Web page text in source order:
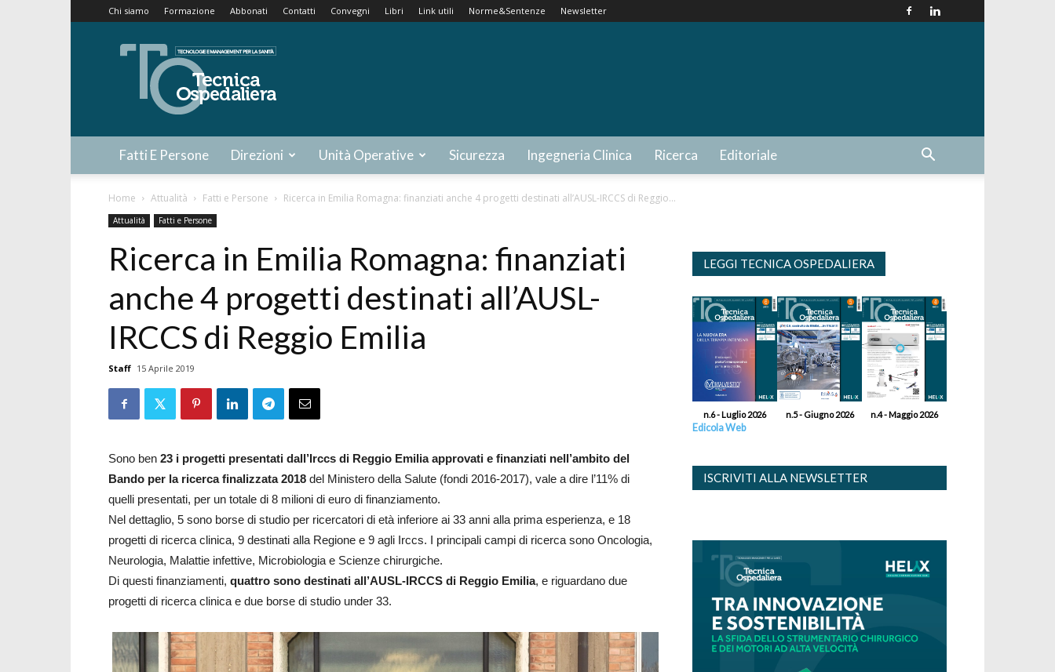
Chi siamo Formazione Abbonati Contatti Convegni Libri Link utili Norme&Sentenze Newsletter
Tecnica
Ospedaliera
Fatti E Persone Direzioni Unità Operative Sicurezza Ingegneria Clinica Ricerca Editoriale
Home Attualità Fatti e Persone Ricerca in Emilia Romagna: finanziati anche 4 progetti destinati all’AUSL-IRCCS di Reggio...
Attualità Fatti e Persone
Ricerca in Emilia Romagna: finanziati
anche 4 progetti destinati all’AUSL-
IRCCS di Reggio Emilia
Staff 15 Aprile 2019
Sono ben 23 i progetti presentati dall’Irccs di Reggio Emilia approvati e finanziati nell’ambito del
Bando per la ricerca finalizzata 2018 del Ministero della Salute (fondi 2016-2017), vale a dire l’11% di
quelli presentati, per un totale di 8 milioni di euro di finanziamento.
Nel dettaglio, 5 sono borse di studio per ricercatori di età inferiore ai 33 anni alla prima esperienza, e 18
progetti di ricerca clinica, 9 destinati alla Regione e 9 agli Irccs. I principali campi di ricerca sono Oncologia,
Neurologia, Malattie infettive, Microbiologia e Scienze chirurgiche.
Di questi finanziamenti, quattro sono destinati all’AUSL-IRCCS di Reggio Emilia, e riguardano due
progetti di ricerca clinica e due borse di studio under 33.
LEGGI TECNICA OSPEDALIERA
n.6 - Luglio 2026 n.5 - Giugno 2026 n.4 - Maggio 2026
Edicola Web
ISCRIVITI ALLA NEWSLETTER